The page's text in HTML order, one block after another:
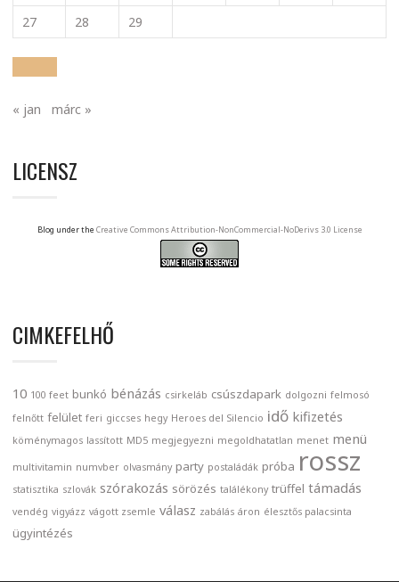
27
28 29
« jan márc »
LICENSZ
Blog under the Creative Commons Attribution-NonCommercial-NoDerivs 3.0 License
CIMKEFELHŐ
10 100 feet bunkó bénázás csirkeláb csúszdapark dolgozni felmosó
felnőtt felület feri giccses hegy Heroes del Silencio idő kifizetés
köménymagos lassított MD5 megjegyezni megoldhatatlan menet menü
multivitamin numvber olvasmány party postaládák próba rossz
statisztika szlovák szórakozás sörözés találékony trüffel támadás
vendég vigyázz vágott zsemle válasz zabálás áron élesztős palacsinta
ügyintézés